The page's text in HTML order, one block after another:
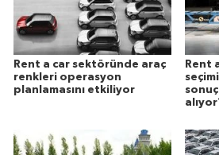
Rent a car sektöründe araç
renkleri operasyon
planlamasını etkiliyor
Rent